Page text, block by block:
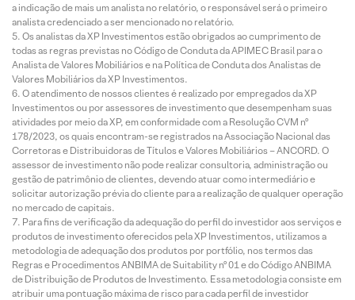
a indicação de mais um analista no relatório, o responsável será o primeiro
analista credenciado a ser mencionado no relatório.
Os analistas da XP Investimentos estão obrigados ao cumprimento de
todas as regras previstas no Código de Conduta da APIMEC Brasil para o
Analista de Valores Mobiliários e na Política de Conduta dos Analistas de
Valores Mobiliários da XP Investimentos.
O atendimento de nossos clientes é realizado por empregados da XP
Investimentos ou por assessores de investimento que desempenham suas
atividades por meio da XP, em conformidade com a Resolução CVM nº
178/2023, os quais encontram-se registrados na Associação Nacional das
Corretoras e Distribuidoras de Títulos e Valores Mobiliários – ANCORD. O
assessor de investimento não pode realizar consultoria, administração ou
gestão de patrimônio de clientes, devendo atuar como intermediário e
solicitar autorização prévia do cliente para a realização de qualquer operação
no mercado de capitais.
Para fins de verificação da adequação do perfil do investidor aos serviços e
produtos de investimento oferecidos pela XP Investimentos, utilizamos a
metodologia de adequação dos produtos por portfólio, nos termos das
Regras e Procedimentos ANBIMA de Suitability nº 01 e do Código ANBIMA
de Distribuição de Produtos de Investimento. Essa metodologia consiste em
atribuir uma pontuação máxima de risco para cada perfil de investidor